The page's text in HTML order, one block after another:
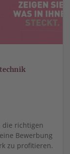
die richtigen
Bewerbung
zu profitieren.